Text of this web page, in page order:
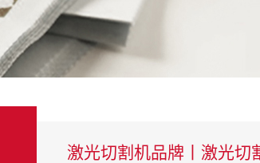
激光切割机品牌丨激光切